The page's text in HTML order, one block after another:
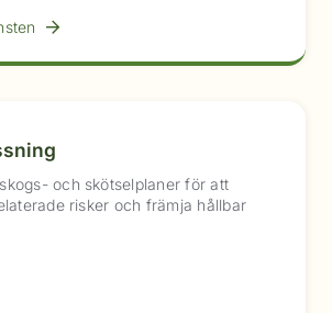
och skötselplaner för att
risker och främja hållbar